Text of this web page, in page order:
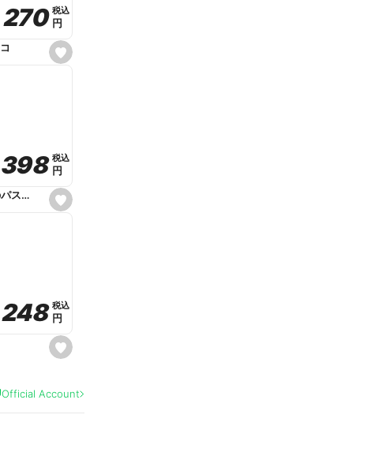
s
e
e
270
270 税込
税込
円
円
s
e
e
398
398 税込
税込
円
円
たんぱく質が摂れる!豚しゃぶのパスタサラダ
s
e
a
248
248 税込
税込
円
円
Official Account